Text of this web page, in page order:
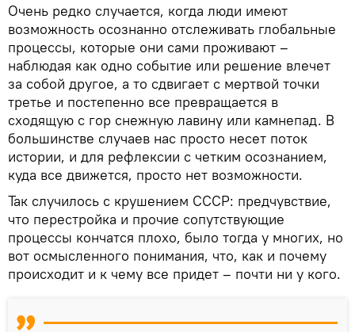
Очень редко случается, когда люди имеют
возможность осознанно отслеживать глобальные
процессы, которые они сами проживают –
наблюдая как одно событие или решение влечет
за собой другое, а то сдвигает с мертвой точки
третье и постепенно все превращается в
сходящую с гор снежную лавину или камнепад. В
большинстве случаев нас просто несет поток
истории, и для рефлексии с четким осознанием,
куда все движется, просто нет возможности.
Так случилось с крушением СССР: предчувствие,
что перестройка и прочие сопутствующие
процессы кончатся плохо, было тогда у многих, но
вот осмысленного понимания, что, как и почему
происходит и к чему все придет – почти ни у кого.